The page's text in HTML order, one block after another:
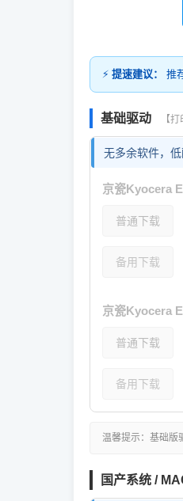
⚡ 提速建议： 推
基础驱动 【
无多余软件，
京瓷Kyocera
普通下载
备用下载
京瓷Kyocera
普通下载
备用下载
温馨提示：基础版
国产系统 /